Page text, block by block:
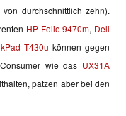
von durchschnittlich zehn).
HP Folio 9470m, Dell
T430u können gegen
wie das UX31A
patzen aber bei den